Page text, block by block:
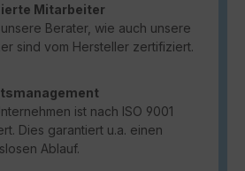
Mitarbeiter
Berater, wie auch unsere
sind vom Hersteller zertifiziert.
ist nach ISO 9001
Dies garantiert u.a. einen
Ablauf.